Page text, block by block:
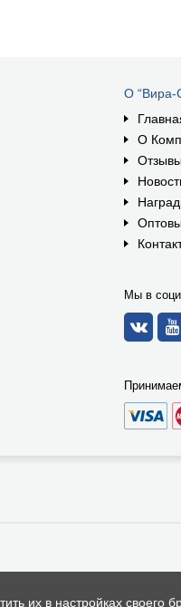
О “Вира-
О
Отзывы
Мы в
их в настройках своего